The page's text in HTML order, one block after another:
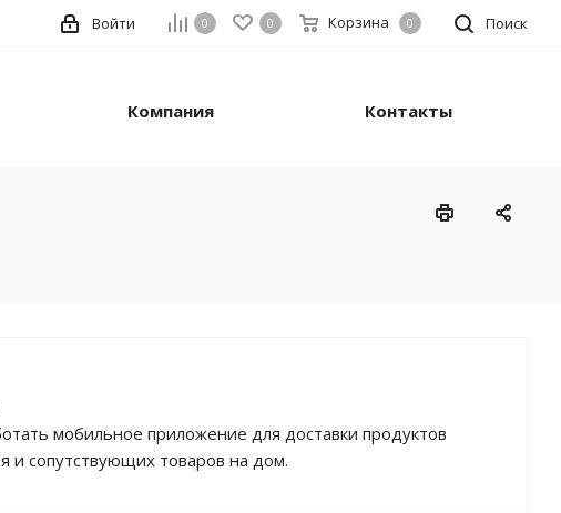
Поиск
0 0 Корзина 0
Войти
Компания Контакты
мобильное приложение для доставки продуктов
и сопутствующих товаров на дом.